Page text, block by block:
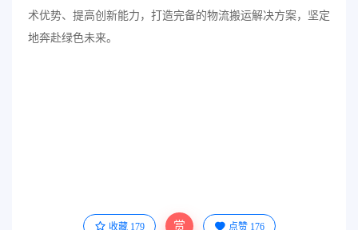
术优势、提高创新能力，打造完备的物流搬运解决方案，坚定
地奔赴绿色未来。
收藏 179 赏 点赞 176